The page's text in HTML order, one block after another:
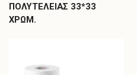
ΠΟΛΥΤΕΛΕΙΑΣ 33*33
ΧΡΩΜ.